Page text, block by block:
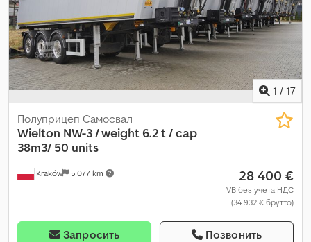
1 / 17
Kraków 5 077 km
Полуприцеп Самосвал
Wielton NW-3 / weight 6.2 t / cap
38m3/ 50 units
28 400 €
VB без учета НДС
(34 932 € брутто)
Запросить Позвонить